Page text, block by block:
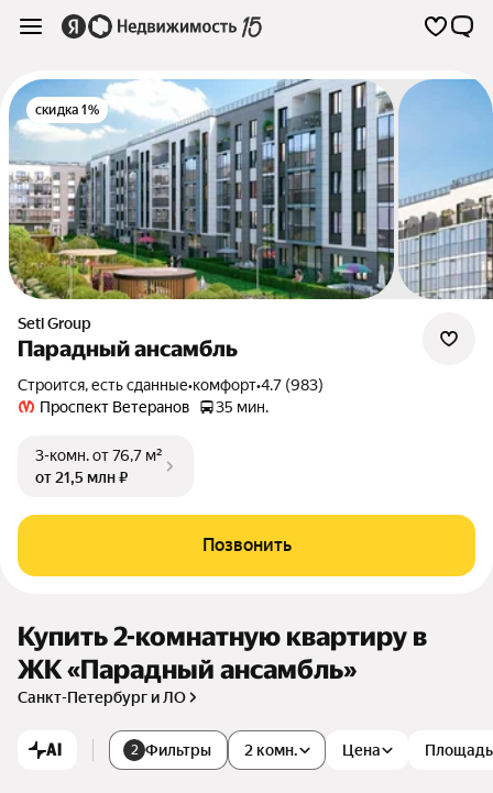
скидка 1%
Setl Group
Парадный ансамбль
Строится, есть сданные•комфорт•4.7 (983)
Проспект Ветеранов
35 мин.
3-комн.от 76,7 м²
от 21,5 млн ₽
Позвонить
Купить 2-комнатную квартиру в
ЖК «Парадный ансамбль»
Санкт-Петербург и ЛО
AI 2 Фильтры 2 комн. Цена Площадь